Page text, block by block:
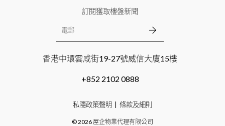
訂閱獲取樓盤新聞
香港中環雲咸街19-27號威信大廈15樓
+852 2102 0888
私隱政策聲明 條款及細則
©2026 屋企物業代理有限公司